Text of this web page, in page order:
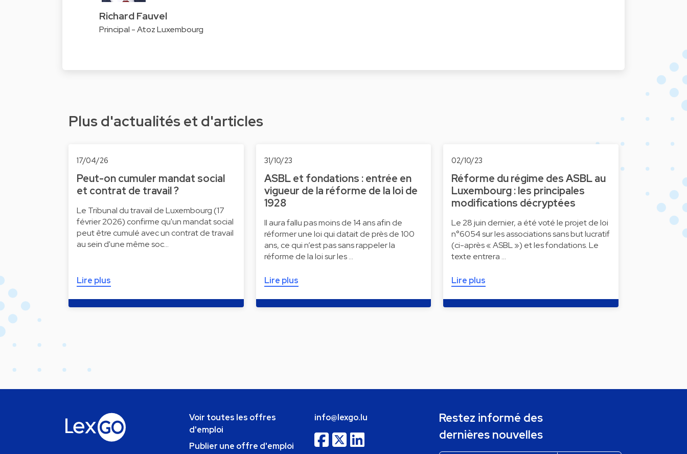
Richard Fauvel
Principal - Atoz Luxembourg
Plus d'actualités et d'articles
17/04/26
Peut-on cumuler mandat social
et contrat de travail ?
Le Tribunal du travail de Luxembourg (17
février 2026) confirme qu'un mandat social
peut être cumulé avec un contrat de travail
au sein d'une même soc…
Lire plus
31/10/23
ASBL et fondations : entrée en
vigueur de la réforme de la loi de
1928
Il aura fallu pas moins de 14 ans afin de
réformer une loi qui datait de près de 100
ans, ce qui n’est pas sans rappeler la
réforme de la loi sur les …
Lire plus
02/10/23
Réforme du régime des ASBL au
Luxembourg : les principales
modifications décryptées
Le 28 juin dernier, a été voté le projet de loi
n°6054 sur les associations sans but lucratif
(ci-après « ASBL ») et les fondations. Le
texte entrera …
Lire plus
Voir toutes les offres
d'emploi
Publier une offre d'emploi
info@lexgo.lu
Restez informé des
dernières nouvelles